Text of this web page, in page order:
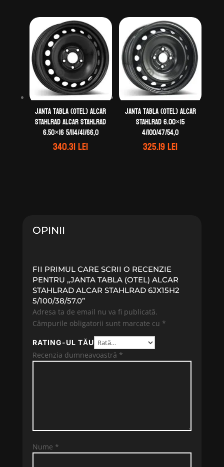
Janta tabla (otel) ALCAR
STAHLRAD ALCAR STAHLRAD
6.50×16 5/114/41/66,0
340.31lei
Janta tabla (otel) ALCAR
STAHLRAD 6.00×15
4/100/47/54,0
325.19lei
OPINII
FII PRIMUL CARE SCRII O RECENZIE
PENTRU „JANTA TABLA (OTEL) ALCAR
STAHLRAD ALCAR STAHLRAD 6JX15H2
5/100/38/57.0”
Adresa ta de email nu va fi publicată.
Câmpurile obligatorii sunt marcate cu *
RATING-UL TĂU
Recenzia dumneavoastră *
Nume *